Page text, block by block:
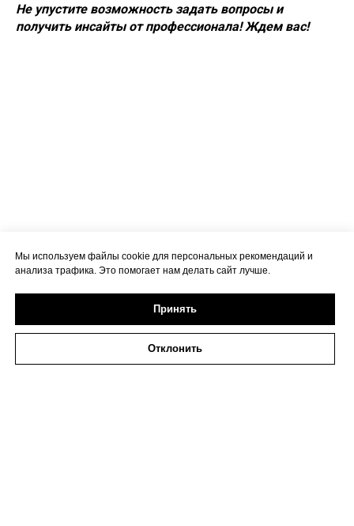
Не упустите возможность задать вопросы и
получить инсайты от профессионала! Ждем вас!
Мы используем файлы cookie для персональных рекомендаций и
анализа трафика. Это помогает нам делать сайт лучше.
Принять
Отклонить